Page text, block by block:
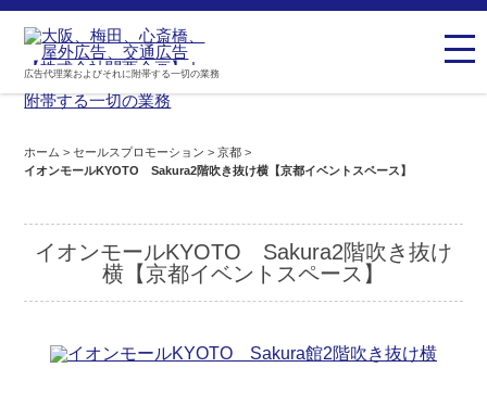
広告代理業およびそれに附帯する一切の業務
ホーム >セールスプロモーション >京都 >
イオンモールKYOTO Sakura2階吹き抜け横【京都イベントスペース】
イオンモールKYOTO Sakura2階吹き抜け
横【京都イベントスペース】